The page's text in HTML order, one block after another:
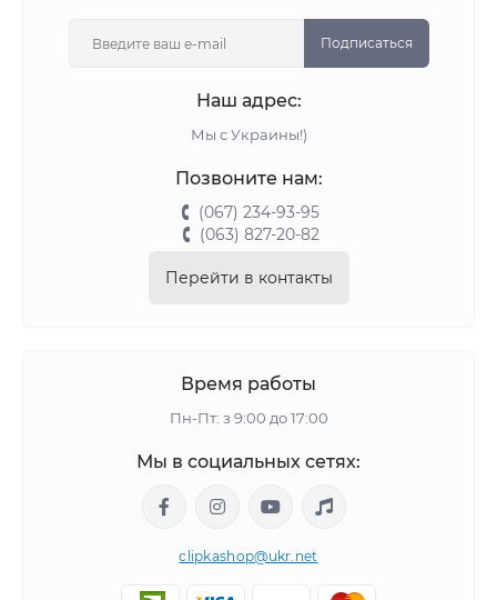
Подписаться
Наш адрес:
Мы с Украины!)
Позвоните нам:
(067) 234-93-95
(063) 827-20-82
Перейти в контакты
Время работы
Пн-Пт: з 9:00 до 17:00
Мы в социальных сетях:
clipkashop@ukr.net